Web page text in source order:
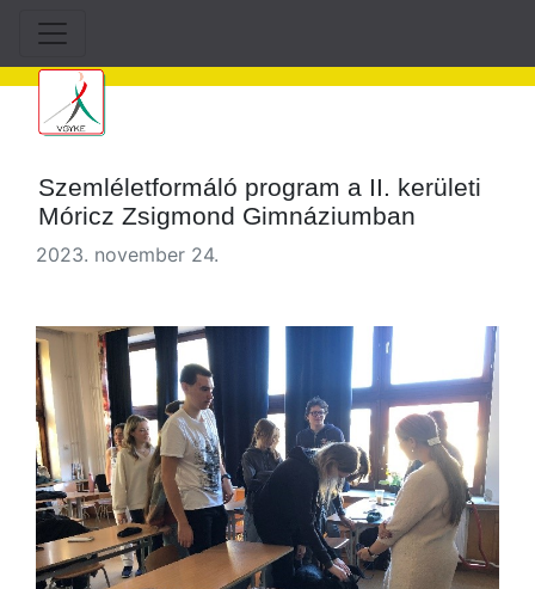
Szemléletformáló program a II. kerületi
Móricz Zsigmond Gimnáziumban
2023. november 24.